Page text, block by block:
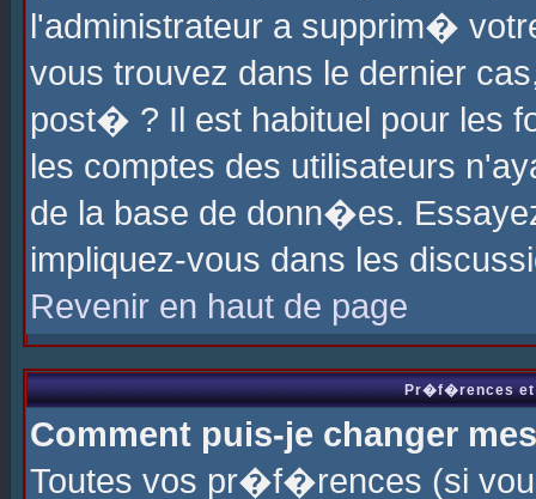
l'administrateur a supprim�
vous trouvez dans le dernier
post� ? Il est habituel pour les
les comptes des utilisateurs
de la base de donn�es.
impliquez-vous dans les
Revenir en haut de page
Pr�f�rences et
Comment puis-je changer
Toutes vos pr�f�rences (si